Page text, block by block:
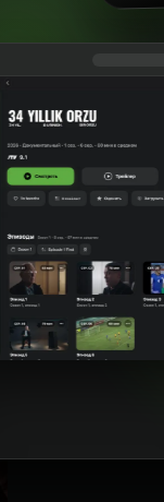
Ведьма жива
Obuna